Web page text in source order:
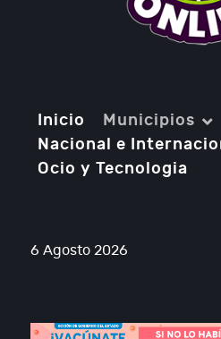
Inicio Municipios
Nacional e
Ocio y Tecnologia
6 Agosto 2026